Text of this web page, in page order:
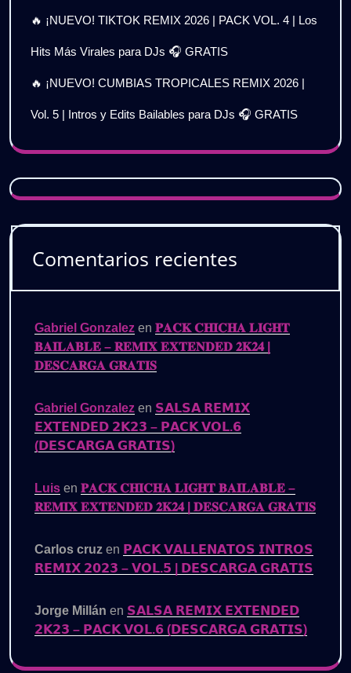
🔥 ¡NUEVO! TIKTOK REMIX 2026 | PACK VOL. 4 | Los
Hits Más Virales para DJs 🎧 GRATIS
🔥 ¡NUEVO! CUMBIAS TROPICALES REMIX 2026 |
Vol. 5 | Intros y Edits Bailables para DJs 🎧 GRATIS
Comentarios recientes
Gabriel Gonzalez en 𝐏𝐀𝐂𝐊 𝐂𝐇𝐈𝐂𝐇𝐀 𝐋𝐈𝐆𝐇𝐓
𝐁𝐀𝐈𝐋𝐀𝐁𝐋𝐄 – 𝐑𝐄𝐌𝐈𝐗 𝐄𝐗𝐓𝐄𝐍𝐃𝐄𝐃 𝟐𝐊𝟐𝟒 |
𝐃𝐄𝐒𝐂𝐀𝐑𝐆𝐀 𝐆𝐑𝐀𝐓𝐈𝐒
Gabriel Gonzalez en 𝗦𝗔𝗟𝗦𝗔 𝗥𝗘𝗠𝗜𝗫
𝗘𝗫𝗧𝗘𝗡𝗗𝗘𝗗 𝟮𝗞𝟮𝟯 – 𝗣𝗔𝗖𝗞 𝗩𝗢𝗟.𝟲
(𝗗𝗘𝗦𝗖𝗔𝗥𝗚𝗔 𝗚𝗥𝗔𝗧𝗜𝗦)
Luis en 𝐏𝐀𝐂𝐊 𝐂𝐇𝐈𝐂𝐇𝐀 𝐋𝐈𝐆𝐇𝐓 𝐁𝐀𝐈𝐋𝐀𝐁𝐋𝐄 –
𝐑𝐄𝐌𝐈𝐗 𝐄𝐗𝐓𝐄𝐍𝐃𝐄𝐃 𝟐𝐊𝟐𝟒 | 𝐃𝐄𝐒𝐂𝐀𝐑𝐆𝐀 𝐆𝐑𝐀𝐓𝐈𝐒
Carlos cruz en 𝗣𝗔𝗖𝗞 𝗩𝗔𝗟𝗟𝗘𝗡𝗔𝗧𝗢𝗦 𝗜𝗡𝗧𝗥𝗢𝗦
𝗥𝗘𝗠𝗜𝗫 𝟮𝟬𝟮𝟯 – 𝗩𝗢𝗟.𝟱 | 𝗗𝗘𝗦𝗖𝗔𝗥𝗚𝗔 𝗚𝗥𝗔𝗧𝗜𝗦
Jorge Millán en 𝗦𝗔𝗟𝗦𝗔 𝗥𝗘𝗠𝗜𝗫 𝗘𝗫𝗧𝗘𝗡𝗗𝗘𝗗
𝟮𝗞𝟮𝟯 – 𝗣𝗔𝗖𝗞 𝗩𝗢𝗟.𝟲 (𝗗𝗘𝗦𝗖𝗔𝗥𝗚𝗔 𝗚𝗥𝗔𝗧𝗜𝗦)